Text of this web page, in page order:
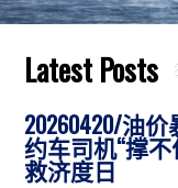
Latest Posts
20260420/油
约车司机“撑
救济度日